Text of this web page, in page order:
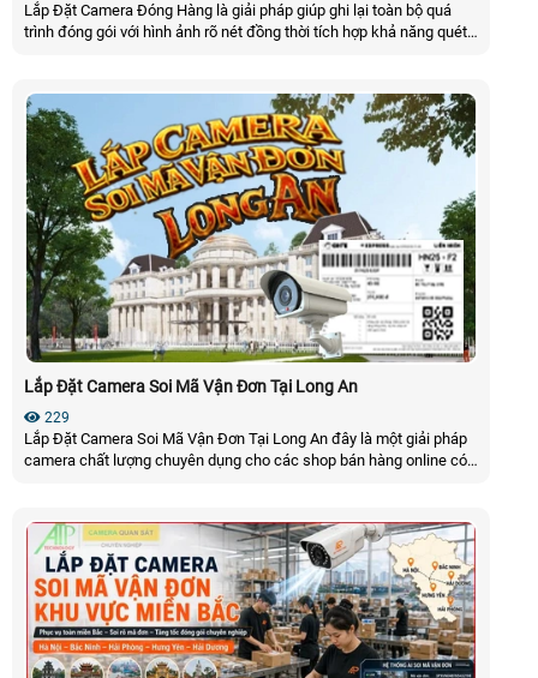
Lắp Đặt Camera Đóng Hàng là giải pháp giúp ghi lại toàn bộ quá
trình đóng gói với hình ảnh rõ nét đồng thời tích hợp khả năng quét
tranh chấp video có thể được truy xuất dễ dàng để kiểm tra đối
soát và bảo vệ quyền lợi cho shop
Lắp Đặt Camera Soi Mã Vận Đơn Tại Long An
229
Lắp Đặt Camera Soi Mã Vận Đơn Tại Long An đây là một giải pháp
camera chất lượng chuyên dụng cho các shop bán hàng online có
bảo vệ được quyền lợi của mình